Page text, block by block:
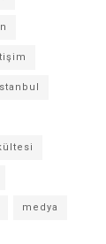
medya